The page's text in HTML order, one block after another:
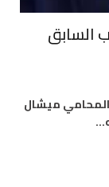
السابق
ميشال